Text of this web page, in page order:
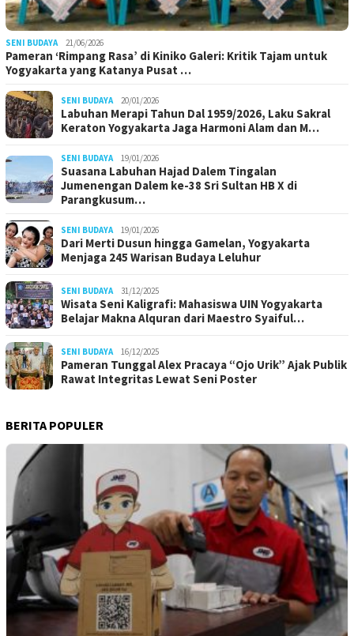
SENI BUDAYA 21/06/2026
Pameran ‘Rimpang Rasa’ di Kiniko Galeri: Kritik Tajam untuk
Yogyakarta yang Katanya Pusat …
SENI BUDAYA 20/01/2026
Labuhan Merapi Tahun Dal 1959/2026, Laku Sakral
Keraton Yogyakarta Jaga Harmoni Alam dan M…
SENI BUDAYA 19/01/2026
Suasana Labuhan Hajad Dalem Tingalan
Jumenengan Dalem ke-38 Sri Sultan HB X di
Parangkusum…
SENI BUDAYA 19/01/2026
Dari Merti Dusun hingga Gamelan, Yogyakarta
Menjaga 245 Warisan Budaya Leluhur
SENI BUDAYA 31/12/2025
Wisata Seni Kaligrafi: Mahasiswa UIN Yogyakarta
Belajar Makna Alquran dari Maestro Syaiful…
SENI BUDAYA 16/12/2025
Pameran Tunggal Alex Pracaya “Ojo Urik” Ajak Publik
Rawat Integritas Lewat Seni Poster
BERITA POPULER